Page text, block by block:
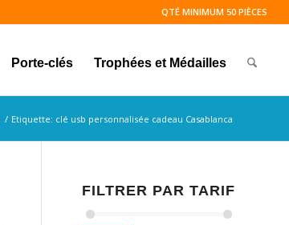
QTÉ MINIMUM 50 PIÈCES
Porte-clés Trophées et Médailles
/ Etiquette: clé usb personnalisée cadeau Casablanca
FILTRER PAR TARIF